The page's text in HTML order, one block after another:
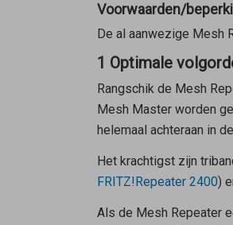
Voorwaarden/
De al aanwezige Mesh
1 Optimale
Rangschik de Mesh
Mesh Masterworden
helemaal achteraan in
Het krachtigst zijn
FRITZ!Repeater 2400)
Als de Mesh Repeater